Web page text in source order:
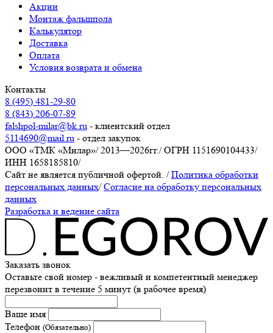
Акции
Монтаж фальшпола
Калькулятор
Доставка
Оплата
Условия возврата и обмена
Контакты
8 (495) 481-29-80
8 (843) 206-07-89
falshpol-milar@bk.ru - клиентский отдел
5114690@mail.ru - отдел закупок
ООО «ТМК «Милар»/ 2013—2026гг./ОГРН 1151690104433/
ИНН 1658185810/
Сайт не является публичной офертой. / Политика обработки
персональных данных/ Согласие на обработку персональных
данных
Разработка и ведение сайта
Заказать звонок
Оставьте свой номер - вежливый и компетентный менеджер
перезвонит в течение 5 минут (в рабочее время)
Ваше имя
Телефон (Обязательно)